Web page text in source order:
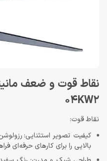
04KW2
نقاط قوت:
بالایی را برای کارهای حرفه‌ای